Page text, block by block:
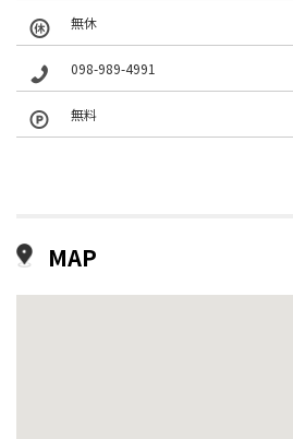
無休
098-989-4991
無料
MAP